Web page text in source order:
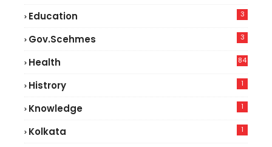
Education 3
Gov.scehmes 3
Health
84
Histrory 1
Knowledge 1
Kolkata 1